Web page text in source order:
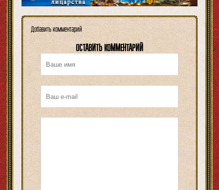
Добавить комментарий
ОСТАВИТЬ КОММЕНТАРИЙ